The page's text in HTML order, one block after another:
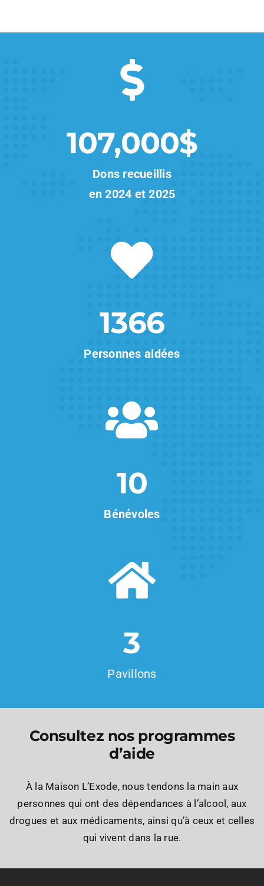
107,000$
Dons recueillis
en 2024 et 2025
1366
Personnes aidées
10
Bénévoles
3
Pavillons
Consultez nos programmes
d’aide
À la Maison L’Exode, nous tendons la main aux
personnes qui ont des dépendances à l’alcool, aux
drogues et aux médicaments, ainsi qu’à ceux et celles
qui vivent dans la rue.